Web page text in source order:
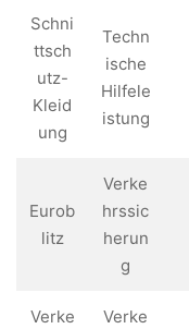
Schni
ttsch
utz-
Kleid
ung
Techn
ische
Hilfele
istung
Eurob
litz
Verke
hrssic
herun
g
Verke
Verke